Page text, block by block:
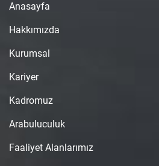
Anasayfa
Hakkımızda
Kurumsal
Kariyer
Kadromuz
Arabuluculuk
Faaliyet Alanlarımız